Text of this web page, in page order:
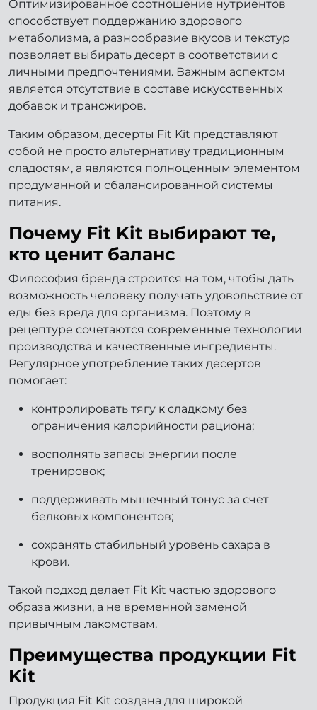
Оптимизированное соотношение нутриентов
способствует поддержанию здорового
метаболизма, а разнообразие вкусов и текстур
позволяет выбирать десерт в соответствии с
личными предпочтениями. Важным аспектом
является отсутствие в составе искусственных
добавок и трансжиров.
Таким образом, десерты Fit Kit представляют
собой не просто альтернативу традиционным
сладостям, а являются полноценным элементом
продуманной и сбалансированной системы
питания.
Почему Fit Kit выбирают те,
кто ценит баланс
Философия бренда строится на том, чтобы дать
возможность человеку получать удовольствие от
еды без вреда для организма. Поэтому в
рецептуре сочетаются современные технологии
производства и качественные ингредиенты.
Регулярное употребление таких десертов
помогает:
контролировать тягу к сладкому без
ограничения калорийности рациона;
восполнять запасы энергии после
тренировок;
поддерживать мышечный тонус за счет
белковых компонентов;
сохранять стабильный уровень сахара в
крови.
Такой подход делает Fit Kit частью здорового
образа жизни, а не временной заменой
привычным лакомствам.
Преимущества продукции Fit
Kit
Продукция Fit Kit создана для широкой